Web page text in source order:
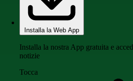
Installa la Web App
Installa la nostra App gratuita e
notizie
Tocca